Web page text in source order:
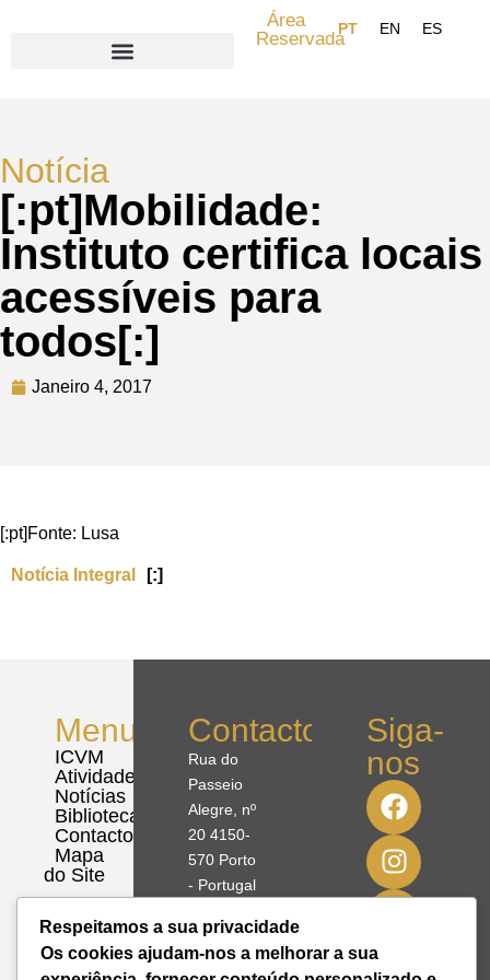
Área
Reservada
Notícia
[:pt]Mobilidade:
Instituto certifica locais
acessíveis para
todos[:]
Janeiro 4, 2017
[:pt]Fonte: Lusa
Notícia Integral [:]
Menu
ICVM
Atividades
Notícias
Biblioteca
Contactos
Mapa
do Site
Contactos
Rua do
Passeio
Alegre, nº
20 4150-
570 Porto
- Portugal
41º08'51,70"
N
Siga-
nos
Respeitamos a sua privacidade
Os cookies ajudam-nos a melhorar a sua